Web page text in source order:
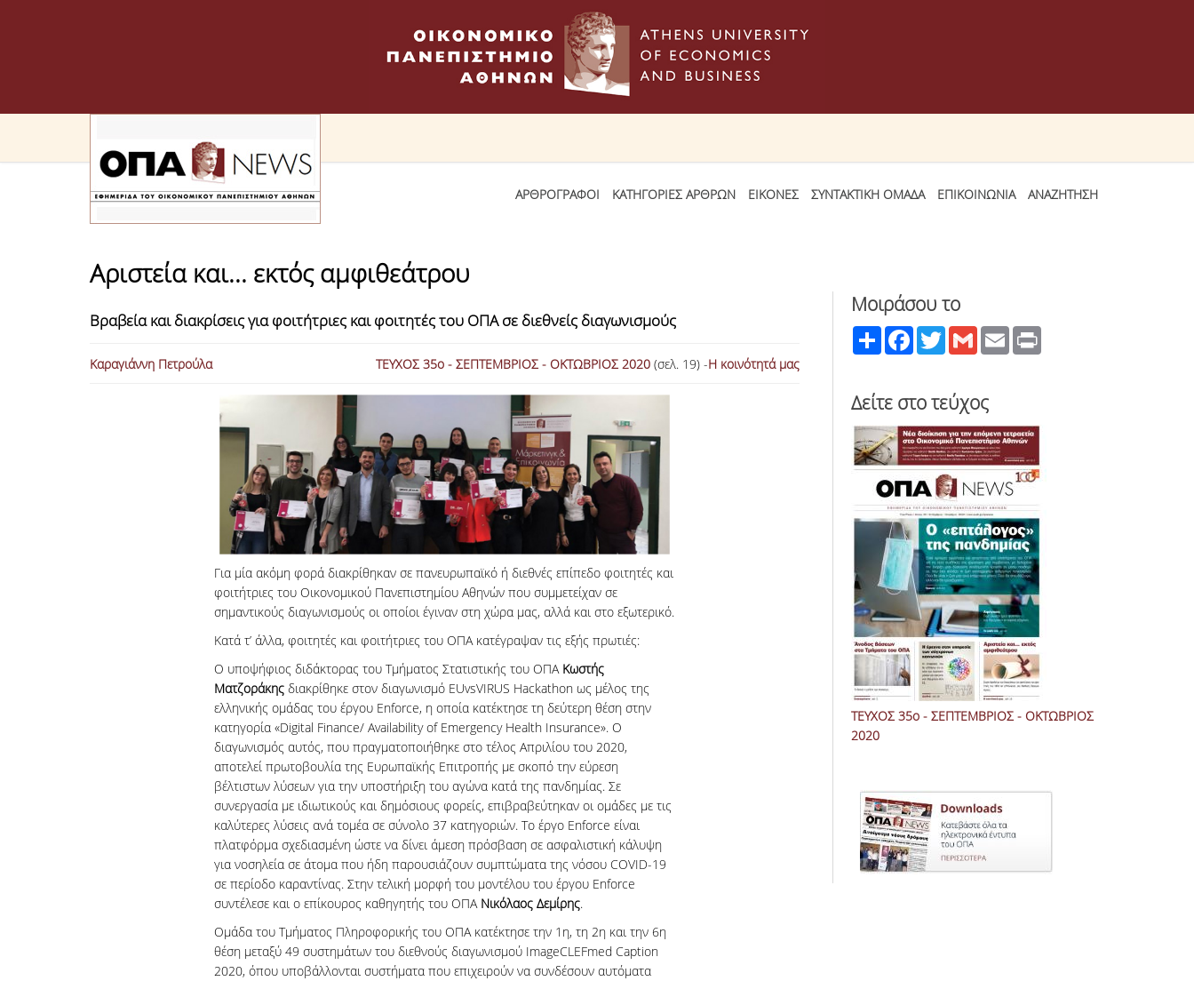
ΑΡΘΡΟΓΡΑΦΟΙ ΚΑΤΗΓΟΡΙΕΣ ΑΡΘΡΩΝ ΕΙΚΟΝΕΣ ΣΥΝΤΑΚΤΙΚΗ ΟΜΑΔΑ ΕΠΙΚΟΙΝΩΝΙΑ ΑΝΑΖΗΤΗΣΗ
Αριστεία και... εκτός αμφιθεάτρου
Βραβεία και διακρίσεις για φοιτήτριες και φοιτητές του ΟΠΑ σε διεθνείς διαγωνισμούς
Καραγιάννη Πετρούλα ΤΕΥΧΟΣ 35ο - ΣΕΠΤΕΜΒΡΙΟΣ - ΟΚΤΩΒΡΙΟΣ 2020 (σελ. 19) -Η κοινότητά μας
Για μία ακόμη φορά διακρίθηκαν σε πανευρωπαϊκό ή διεθνές επίπεδο φοιτητές και
φοιτήτριες του Οικονομικού Πανεπιστημίου Αθηνών που συμμετείχαν σε
σημαντικούς διαγωνισμούς οι οποίοι έγιναν στη χώρα μας, αλλά και στο εξωτερικό.
Κατά τ’ άλλα, φοιτητές και φοιτήτριες του ΟΠΑ κατέγραψαν τις εξής πρωτιές:
Ο υποψήφιος διδάκτορας του Τμήματος Στατιστικής του ΟΠΑ Κωστής
Ματζοράκης διακρίθηκε στον διαγωνισμό EUvsVIRUS Hackathon ως μέλος της
ελληνικής ομάδας του έργου Enforce, η οποία κατέκτησε τη δεύτερη θέση στην
κατηγορία «Digital Finance/ Availability of Emergency Health Insurance». Ο
διαγωνισμός αυτός, που πραγματοποιήθηκε στο τέλος Απριλίου του 2020,
αποτελεί πρωτοβουλία της Ευρωπαϊκής Επιτροπής με σκοπό την εύρεση
βέλτιστων λύσεων για την υποστήριξη του αγώνα κατά της πανδημίας. Σε
συνεργασία με ιδιωτικούς και δημόσιους φορείς, επιβραβεύτηκαν οι ομάδες με τις
καλύτερες λύσεις ανά τομέα σε σύνολο 37 κατηγοριών. Το έργο Enforce είναι
πλατφόρμα σχεδιασμένη ώστε να δίνει άμεση πρόσβαση σε ασφαλιστική κάλυψη
για νοσηλεία σε άτομα που ήδη παρουσιάζουν συμπτώματα της νόσου COVID-19
σε περίοδο καραντίνας. Στην τελική μορφή του μοντέλου του έργου Enforce
συντέλεσε και ο επίκουρος καθηγητής του ΟΠΑ Νικόλαος Δεμίρης.
Ομάδα του Τμήματος Πληροφορικής του ΟΠΑ κατέκτησε την 1η, τη 2η και την 6η
θέση μεταξύ 49 συστημάτων του διεθνούς διαγωνισμού ImageCLEFmed Caption
2020, όπου υποβάλλονται συστήματα που επιχειρούν να συνδέσουν αυτόματα
Μοιράσου το
ShareFacebook
TwitterGmailEmailPrint
Δείτε στο τεύχος
ΤΕΥΧΟΣ 35ο - ΣΕΠΤΕΜΒΡΙΟΣ - ΟΚΤΩΒΡΙΟΣ
2020